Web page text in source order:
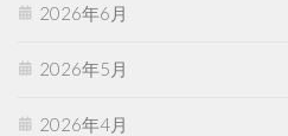
2026年6月
2026年5月
2026年4月